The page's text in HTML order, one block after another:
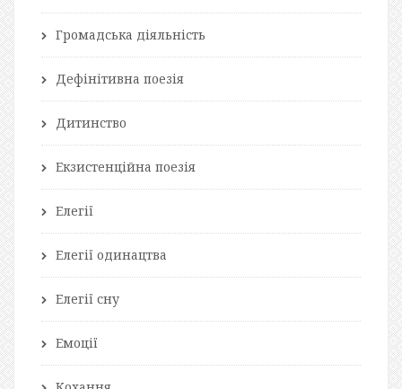
Громадська діяльність
Дефінітивна поезія
Дитинство
Екзистенційна поезія
Елегії
Елегії одинацтва
Елегії сну
Емоції